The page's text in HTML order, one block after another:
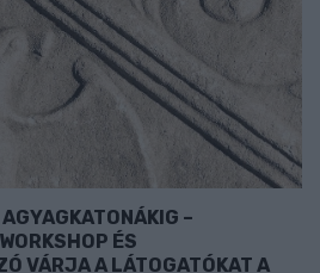
–
ÉS
VÁRJA A LÁTOGATÓKAT A